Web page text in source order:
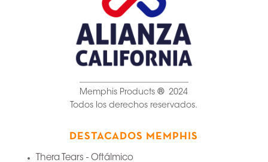
Memphis Products ® 2024
Todos los derechos reservados.
DESTACADOS MEMPHIS
Thera Tears - Oftálmico